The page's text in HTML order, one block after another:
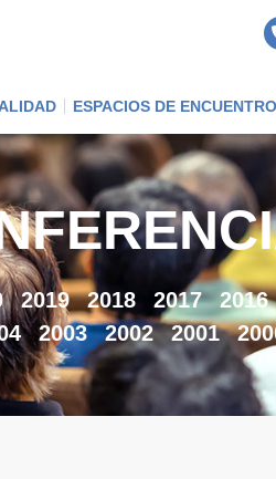
ESPACIOS DE ENCUENTRO
2019 2018 2017 2016
2003 2002 2001